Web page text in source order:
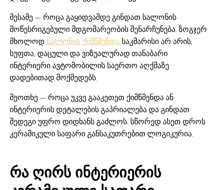
მესამე — როცა გაყიდვამდე გინდათ სალონის
მოწესრიგებული მდგომარეობის შენარჩუნება. ზოგჯერ
მხოლოდ სალონის ქიმწმენდა საკმარისი არ არის;
სუფთა, დაცული და ვიზუალურად თანაბარი
ინტერიერი ავტომობილის საერთო აღქმაზე
დადებითად მოქმედებს.
მეოთხე — როცა უკვე გააკეთეთ ქიმწმენდა ან
ინტერიერის დეტალების გაპრიალება და გინდათ
შედეგი უფრო დიდხანს გაძლოს. სწორედ ასეთ დროს
კერამიკული საფარი განსაკუთრებით ლოგიკურია.
რა ღირს ინტერიერის